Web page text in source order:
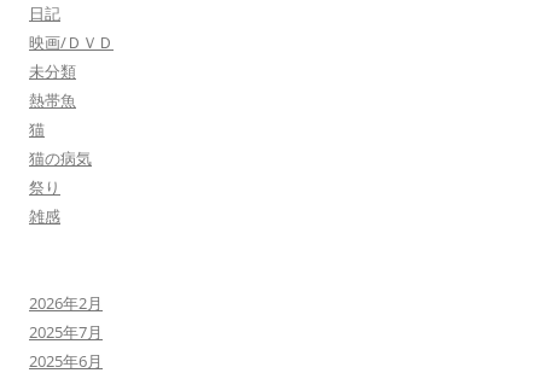
日記
映画/ＤＶＤ
未分類
熱帯魚
猫
猫の病気
祭り
雑感
2026年2月
2025年7月
2025年6月